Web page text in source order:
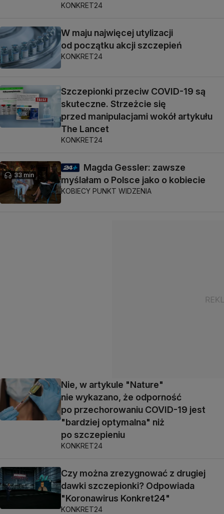
KONKRET24
W maju najwięcej utylizacji
od początku akcji szczepień
KONKRET24
Szczepionki przeciw COVID-19 są
skuteczne. Strzeżcie się
przed manipulacjami wokół artykułu
The Lancet
KONKRET24
33 min
Magda Gessler: zawsze
myślałam o Polsce jako o kobiecie
KOBIECY PUNKT WIDZENIA
Nie, w artykule "Nature"
nie wykazano, że odporność
po przechorowaniu COVID-19 jest
"bardziej optymalna" niż
po szczepieniu
KONKRET24
Czy można zrezygnować z drugiej
dawki szczepionki? Odpowiada
"Koronawirus Konkret24"
KONKRET24